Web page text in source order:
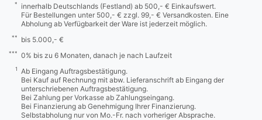
*
innerhalb Deutschlands (Festland) ab 500,- € Einkaufswert.
Für Bestellungen unter 500,- € zzgl. 99,- € Versandkosten. Eine
Abholung ab Verfügbarkeit der Ware ist jederzeit möglich.
** bis 5.000,- €
*** 0% bis zu 6 Monaten, danach je nach Laufzeit
1
Ab Eingang Auftragsbestätigung.
Bei Kauf auf Rechnung mit abw. Lieferanschrift ab Eingang der
unterschriebenen Auftragsbestätigung.
Bei Zahlung per Vorkasse ab Zahlungseingang.
Bei Finanzierung ab Genehmigung Ihrer Finanzierung.
Selbstabholung nur von Mo.-Fr. nach vorheriger Absprache.